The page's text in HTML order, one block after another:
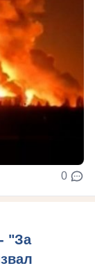
0
"За